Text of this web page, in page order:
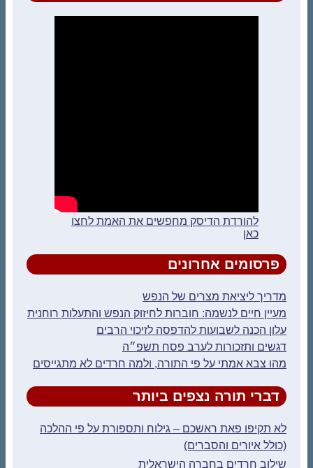
להורדת הדיסק מחפשים את האמת לחצו
כאן
פרסומים אחרונים
מדריך ליציאת מצרים של הנפש
מעיין חיים לנשמה: חוברות לחיזוק הנפש והתעלות רוחנית
עלון הכנה לשבועות להדפסה לזיכוי הרבים
דגשים ותזכורות לערב פסח תשפ״ה
מהו צבא אמתי על פי התורה, ולמה חרדים לא מתגייסים
דברי תורה נצפים ביותר
לא תקיפו פאת ראשכם – גילוח ותספורת על פי ההלכה
(כולל איורים והסברים)
שילוב חרדים בחברה הישראלית